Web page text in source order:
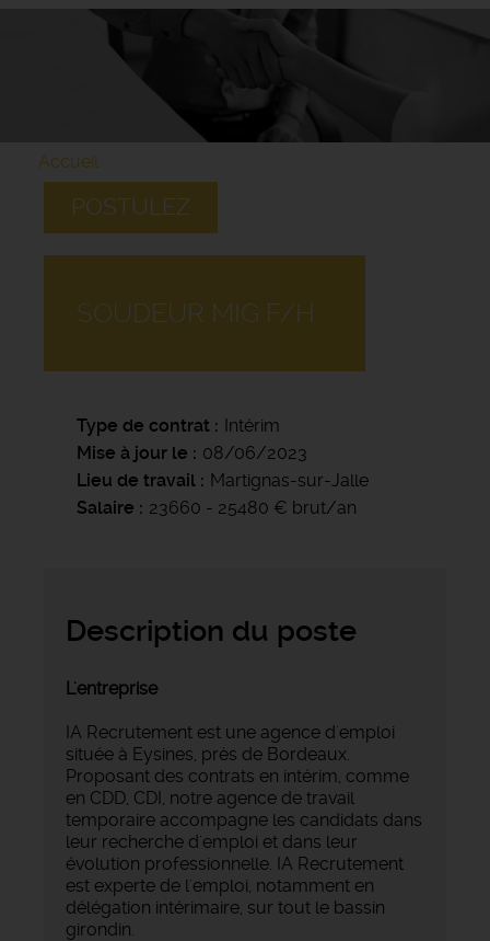
Accueil
POSTULEZ
SOUDEUR MIG F/H
Type de contrat
Intérim
Mise à jour le
08/06/2023
Lieu de travail
Martignas-sur-Jalle
Salaire
23660 - 25480 € brut/an
Description du poste
L'entreprise
IA Recrutement est une agence d'emploi
située à Eysines, près de Bordeaux.
Proposant des contrats en intérim, comme
en CDD, CDI, notre agence de travail
temporaire accompagne les candidats dans
leur recherche d'emploi et dans leur
évolution professionnelle. IA Recrutement
est experte de l'emploi, notamment en
délégation intérimaire, sur tout le bassin
girondin.